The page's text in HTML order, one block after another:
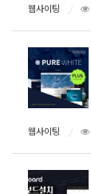
웹사이팅
웹사이팅